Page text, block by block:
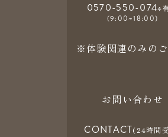
0570-550-074※
(9:00~18:00)
※体験関連のみの
お問い合わせ
CONTACT(24時間